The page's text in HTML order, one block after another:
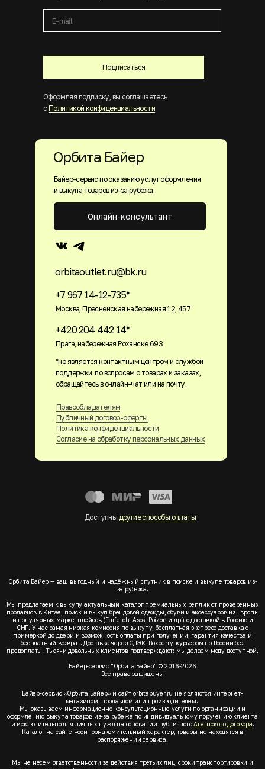
Подписаться
Оформляя подписку, вы соглашаетесь
с Политикой конфиденциальности.
Байер-сервис по оказанию услуг оформления
и выкупа товаров из-за рубежа.
+7 967 14-12-735*
Москва, Пресненская набережная 12, 457
+420 204 442 14*
Прага, набережная Роханске 693
orbitaoutlet.ru@bk.ru
Правообладателям
Публичный договор-оферты
Политика конфиденциальности
Согласие на обработку персональных данных
Онлайн-консультант
Орбита Байер
Доступны другие способы оплаты
*не является контактным центром и службой
поддержки. по вопросам о товарах и заказах,
обращайтесь в онлайн-чат или на почту.
Орбита Байер — ваш выгодный и надёжный спутник в поиске и выкупе товаров из-
за рубежа.
Мы предлагаем к выкупу актуальный каталог премиальных реплик от проверенных
продавцов в Китае, поиск и выкуп брендовой одежды, обуви и аксессуаров из Европы
и популярных маркетплейсов (Farfetch, Asos, Poizon и др.) с доставкой в Россию и
СНГ. У нас самая низкая комиссия по выкупу, бесплатная экспресс доставка с
примеркой до двери и возможность оплаты при получении, гарантия качества и
бесплатный возврат. Доставка через СДЭК, Boxberry, курьером по России без
предоплаты. Тысячи довольных клиентов подтверждают: мы делаем моду доступной.
Байер-сервис "Орбита Байер" © 2016-2026
Все права защищены
Байер-сервис «Орбита Байер» и сайт orbitabuyer.ru не являются интернет-
магазином, продавцом или производителем.
Мы оказываем информационно-консультационные услуги по организации и
оформлению выкупа товаров из-за рубежа по индивидуальному поручению клиента
и исключительно для личных нужд на основании публичногоАгентского договора.
Каталог на сайте носит ознакомительный характер, товары не находятся в
распоряжении сервиса.
Мы не несем ответственности за действия третьих лиц, сроки транспортировки и